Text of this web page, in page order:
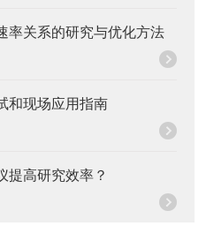
率关系的研究与优化方法
和现场应用指南
提高研究效率？